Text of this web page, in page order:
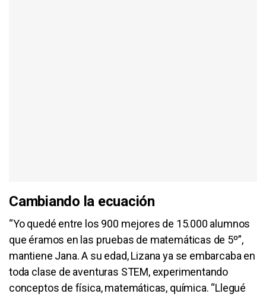
Cambiando la ecuación
“Yo quedé entre los 900 mejores de 15.000 alumnos
que éramos en las pruebas de matemáticas de 5º”,
mantiene Jana. A su edad, Lizana ya se embarcaba en
toda clase de aventuras STEM, experimentando
conceptos de física, matemáticas, química. “Llegué